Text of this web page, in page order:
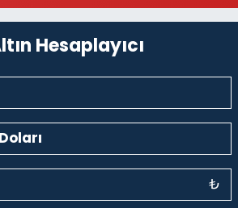
Hesaplayıcı
₺